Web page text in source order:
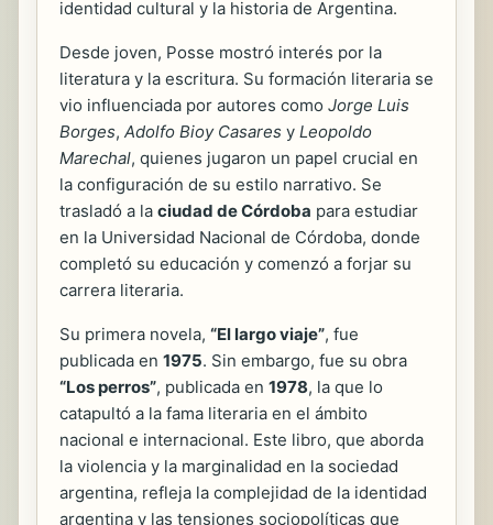
identidad cultural y la historia de Argentina.
Desde joven, Posse mostró interés por la
literatura y la escritura. Su formación literaria se
vio influenciada por autores como Jorge Luis
Borges, Adolfo Bioy Casares y Leopoldo
Marechal, quienes jugaron un papel crucial en
la configuración de su estilo narrativo. Se
trasladó a la ciudad de Córdoba para estudiar
en la Universidad Nacional de Córdoba, donde
completó su educación y comenzó a forjar su
carrera literaria.
Su primera novela, “El largo viaje”, fue
publicada en 1975. Sin embargo, fue su obra
“Los perros”, publicada en 1978, la que lo
catapultó a la fama literaria en el ámbito
nacional e internacional. Este libro, que aborda
la violencia y la marginalidad en la sociedad
argentina, refleja la complejidad de la identidad
argentina y las tensiones sociopolíticas que